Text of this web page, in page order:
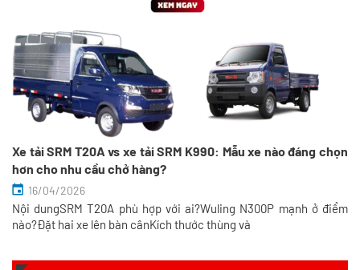
Xe tải SRM T20A vs xe tải SRM K990: Mẫu xe nào đáng chọn
hơn cho nhu cầu chở hàng?
16/04/2026
Nội dungSRM T20A phù hợp với ai?Wuling N300P mạnh ở điểm
nào?Đặt hai xe lên bàn cânKích thước thùng và
So sánh xe tải SRM T35 và SRM K990:
Khác biệt gì và chọn sao cho đúng?